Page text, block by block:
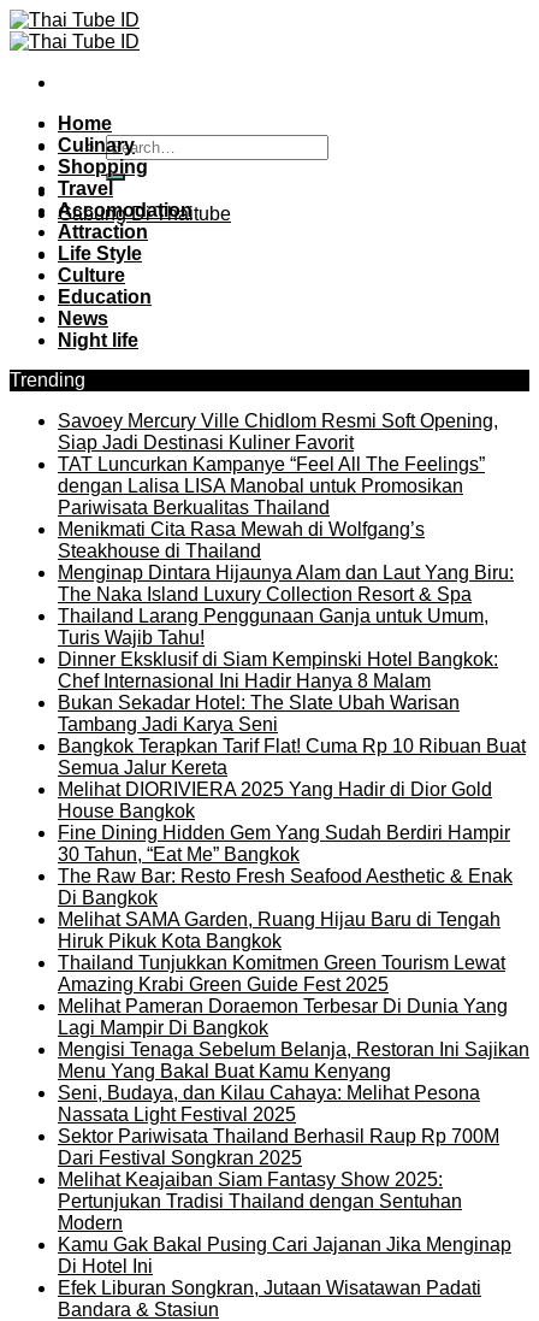
Skip
to
Gabung Di Thaitube
Home
Culinary
Shopping
Travel
Accomodation
Attraction
Life Style
Culture
Education
News
Night life
Trending
Savoey Mercury Ville Chidlom Resmi Soft Opening,
Siap Jadi Destinasi Kuliner Favorit
TAT Luncurkan Kampanye “Feel All The Feelings”
dengan Lalisa LISA Manobal untuk Promosikan
Pariwisata Berkualitas Thailand
Menikmati Cita Rasa Mewah di Wolfgang’s
Steakhouse di Thailand
Menginap Dintara Hijaunya Alam dan Laut Yang Biru:
The Naka Island Luxury Collection Resort & Spa
Thailand Larang Penggunaan Ganja untuk Umum,
Turis Wajib Tahu!
Dinner Eksklusif di Siam Kempinski Hotel Bangkok:
Chef Internasional Ini Hadir Hanya 8 Malam
Bukan Sekadar Hotel: The Slate Ubah Warisan
Tambang Jadi Karya Seni
Bangkok Terapkan Tarif Flat! Cuma Rp 10 Ribuan Buat
Semua Jalur Kereta
Melihat DIORIVIERA 2025 Yang Hadir di Dior Gold
House Bangkok
Fine Dining Hidden Gem Yang Sudah Berdiri Hampir
30 Tahun, “Eat Me” Bangkok
The Raw Bar: Resto Fresh Seafood Aesthetic & Enak
Di Bangkok
Melihat SAMA Garden, Ruang Hijau Baru di Tengah
Hiruk Pikuk Kota Bangkok
Thailand Tunjukkan Komitmen Green Tourism Lewat
Amazing Krabi Green Guide Fest 2025
Melihat Pameran Doraemon Terbesar Di Dunia Yang
Lagi Mampir Di Bangkok
Mengisi Tenaga Sebelum Belanja, Restoran Ini Sajikan
Menu Yang Bakal Buat Kamu Kenyang
Seni, Budaya, dan Kilau Cahaya: Melihat Pesona
Nassata Light Festival 2025
Sektor Pariwisata Thailand Berhasil Raup Rp 700M
Dari Festival Songkran 2025
Melihat Keajaiban Siam Fantasy Show 2025:
Pertunjukan Tradisi Thailand dengan Sentuhan
Modern
Kamu Gak Bakal Pusing Cari Jajanan Jika Menginap
Di Hotel Ini
Efek Liburan Songkran, Jutaan Wisatawan Padati
Bandara & Stasiun